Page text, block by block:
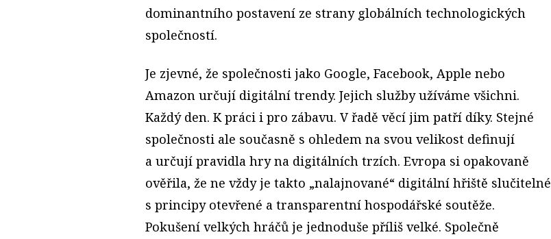
dominantního postavení ze strany globálních technologických
společností.
Je zjevné, že společnosti jako Google, Facebook, Apple nebo
Amazon určují digitální trendy. Jejich služby užíváme všichni.
Každý den. K práci i pro zábavu. V řadě věcí jim patří díky. Stejné
společnosti ale současně s ohledem na svou velikost definují
a určují pravidla hry na digitálních trzích. Evropa si opakovaně
ověřila, že ne vždy je takto „nalajnované“ digitální hřiště slučitelné
s principy otevřené a transparentní hospodářské soutěže.
Pokušení velkých hráčů je jednoduše příliš velké. Společně